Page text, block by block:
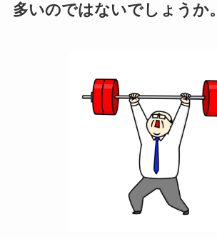
多いのではないでしょうか。